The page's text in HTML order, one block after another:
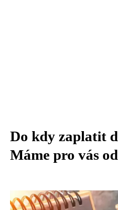
Do kdy zaplatit
Máme pro vás